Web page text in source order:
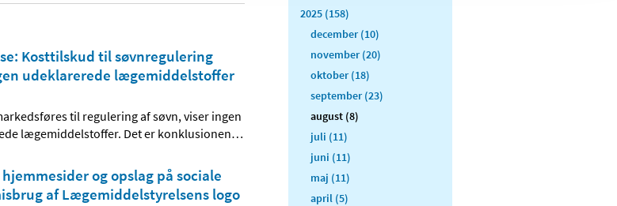
Kosttilskud til søvnregulering
udeklarerede lægemiddelstoffer
til regulering af søvn, viser ingen
lægemiddelstoffer. Det er konklusionen…
og opslag på sociale
af Lægemiddelstyrelsens logo
2025 (158)
december (10)
november (20)
oktober (18)
september (23)
august (8)
juli (11)
juni (11)
maj (11)
april (5)